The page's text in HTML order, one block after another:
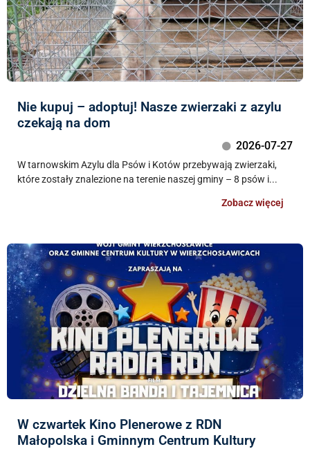
Nie kupuj – adoptuj! Nasze zwierzaki z azylu
czekają na dom
2026-07-27
W tarnowskim Azylu dla Psów i Kotów przebywają zwierzaki,
które zostały znalezione na terenie naszej gminy – 8 psów i...
Zobacz więcej
W czwartek Kino Plenerowe z RDN
Małopolska i Gminnym Centrum Kultury